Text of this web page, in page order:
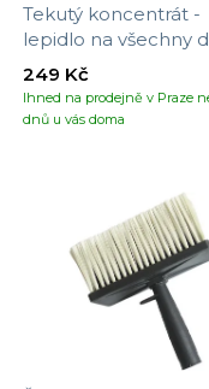
Tekutý koncentrát -
lepidlo na všechny
tapet
Ihned na prodejně v Praze
dnů u vás doma
249 Kč